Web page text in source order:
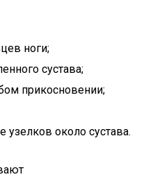
ноги;
сустава;
прикосновении;
около сустава.